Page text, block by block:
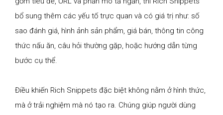
bổ sung thêm các yếu tố trực quan và có giá trị như: số
sao đánh giá, hình ảnh sản phẩm, giá bán, thông tin công
thức nấu ăn, câu hỏi thường gặp, hoặc hướng dẫn từng
bước cụ thể.
Điều khiến Rich Snippets đặc biệt không nằm ở hình thức,
mà ở trải nghiệm mà nó tạo ra. Chúng giúp người dùng